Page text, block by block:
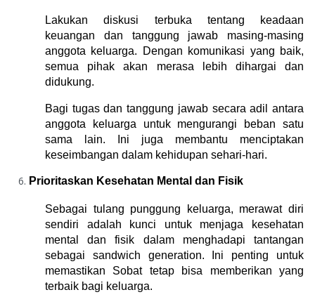
Lakukan diskusi terbuka tentang keadaan
keuangan dan tanggung jawab masing-masing
anggota keluarga. Dengan komunikasi yang baik,
semua pihak akan merasa lebih dihargai dan
didukung.
Bagi tugas dan tanggung jawab secara adil antara
anggota keluarga untuk mengurangi beban satu
sama lain. Ini juga membantu menciptakan
keseimbangan dalam kehidupan sehari-hari.
Prioritaskan Kesehatan Mental dan Fisik
Sebagai tulang punggung keluarga, merawat diri
sendiri adalah kunci untuk menjaga kesehatan
mental dan fisik dalam menghadapi tantangan
sebagai sandwich generation. Ini penting untuk
memastikan Sobat tetap bisa memberikan yang
terbaik bagi keluarga.